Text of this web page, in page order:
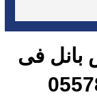
بانل فى